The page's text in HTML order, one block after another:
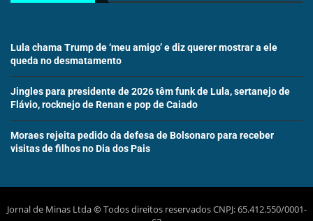
Lula chama Trump de ‘meu amigo’ e diz querer mostrar a ele
queda no desmatamento
Jingles para presidente de 2026 têm funk de Lula, sertanejo de
Flávio, rocknejo de Renan e pop de Caiado
Moraes rejeita pedido da defesa de Bolsonaro para receber
visitas de filhos no Dia dos Pais
Jornal de Minas Ltda©Todos direitos reservados CNPJ: 65.412.550/0001-